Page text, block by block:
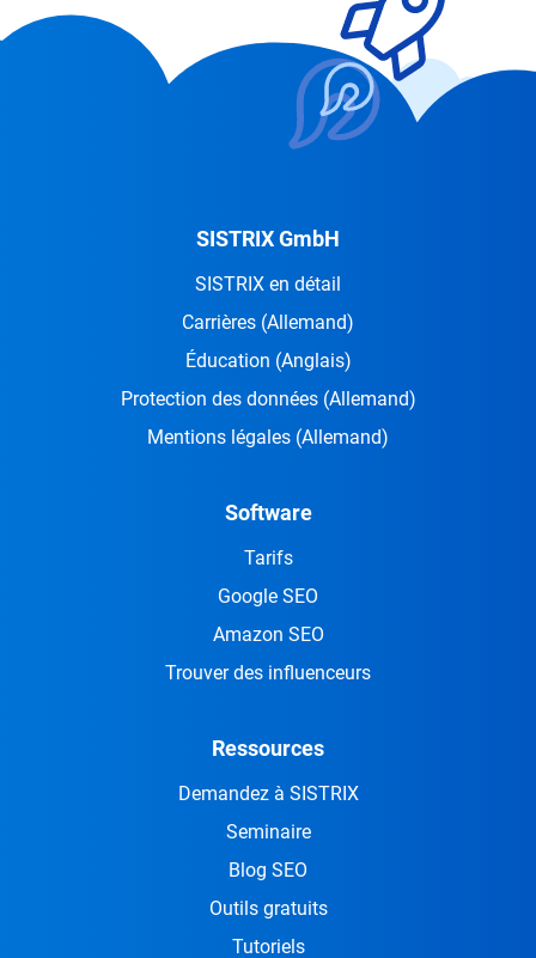
SISTRIX GmbH
SISTRIX en détail
Carrières (Allemand)
Éducation (Anglais)
Protection des données (Allemand)
Mentions légales (Allemand)
Software
Tarifs
Google SEO
Amazon SEO
Trouver des influenceurs
Ressources
Demandez à SISTRIX
Seminaire
Blog SEO
Outils gratuits
Tutoriels